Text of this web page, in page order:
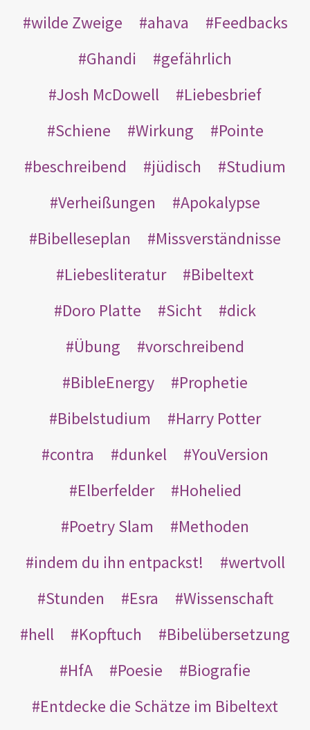
wilde Zweige ahava
Feedbacks
Ghandi
gefährlich
Josh McDowell
Liebesbrief
Schiene
Wirkung
Pointe
beschreibend
jüdisch
Studium
Verheißungen
Apokalypse
Bibelleseplan
Missverständnisse
Liebesliteratur
Bibeltext
Doro Platte
Sicht
dick
Übung
vorschreibend
BibleEnergy
Prophetie
Bibelstudium
Harry Potter
contra
dunkel
YouVersion
Elberfelder
Hohelied
Poetry Slam
Methoden
indem du ihn entpackst!
wertvoll
Stunden
Esra
Wissenschaft
hell
Kopftuch
Bibelübersetzung
HfA
Poesie
Biografie
Entdecke die Schätze im Bibeltext